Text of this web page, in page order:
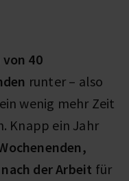
von 40
runter – also
wenig mehr Zeit
Knapp ein Jahr
der Arbeit für